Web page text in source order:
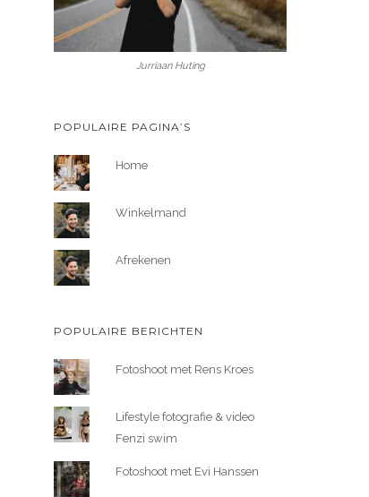
Jurriaan Huting
POPULAIRE PAGINA’S
Home
Winkelmand
Afrekenen
POPULAIRE BERICHTEN
Fotoshoot met Rens Kroes
Lifestyle fotografie & video
Fenzi swim
Fotoshoot met Evi Hanssen